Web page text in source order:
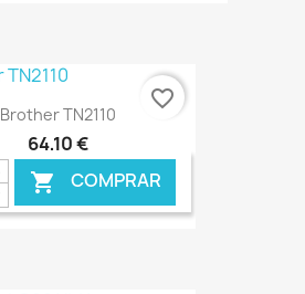
€ ONLINE
Brother TN2110
64,10 €
 COMPRAR
favorite_border